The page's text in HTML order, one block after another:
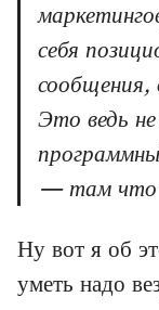
себя
сообщения,
Это ведь
— там
Ну вот я об
уметь надо